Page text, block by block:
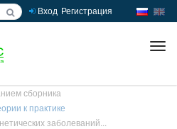
Вход Регистрация
сборника
к практике
заболеваний...